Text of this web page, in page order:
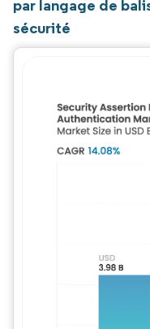
par langage de
sécurité